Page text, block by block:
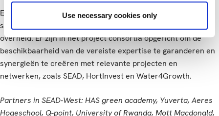
Use necessary cookies only
Een sterke focus in het SEAD-West project ligt op het
samenbrengen van onderwijs, particuliere sector en
overheid. Er zijn in het project consortia opgericht om de
beschikbaarheid van de vereiste expertise te garanderen en
synergieën te creëren met relevante projecten en
netwerken, zoals SEAD, HortInvest en Water4Growth.
Partners in SEAD-West: HAS green academy, Yuverta, Aeres
Hogeschool, Q-point, University of Rwanda, Mott Macdonald,